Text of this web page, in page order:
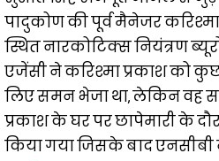
पादुकोण की पूर्व मैनेजर
स्थित नारकोटिक्स नियंत्रण
एजेंसी ने करिश्मा प्रकाश को
लिए समन भेजा था, लेकिन वह
प्रकाश के घर पर छापेमारी के
किया गया जिसके बाद एनसीबी